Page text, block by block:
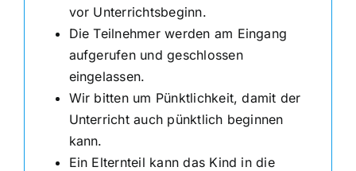
vor Unterrichtsbeginn.
Die Teilnehmer werden am Eingang
aufgerufen und geschlossen
eingelassen.
Wir bitten um Pünktlichkeit, damit der
Unterricht auch pünktlich beginnen
kann.
Ein Elternteil kann das Kind in die